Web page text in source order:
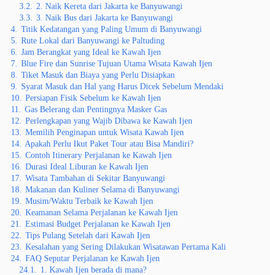
3.2.
2. Naik Kereta dari Jakarta ke Banyuwangi
3.3.
3. Naik Bus dari Jakarta ke Banyuwangi
4.
Titik Kedatangan yang Paling Umum di Banyuwangi
5.
Rute Lokal dari Banyuwangi ke Paltuding
6.
Jam Berangkat yang Ideal ke Kawah Ijen
7.
Blue Fire dan Sunrise Tujuan Utama Wisata Kawah Ijen
8.
Tiket Masuk dan Biaya yang Perlu Disiapkan
9.
Syarat Masuk dan Hal yang Harus Dicek Sebelum Mendaki
10.
Persiapan Fisik Sebelum ke Kawah Ijen
11.
Gas Belerang dan Pentingnya Masker Gas
12.
Perlengkapan yang Wajib Dibawa ke Kawah Ijen
13.
Memilih Penginapan untuk Wisata Kawah Ijen
14.
Apakah Perlu Ikut Paket Tour atau Bisa Mandiri?
15.
Contoh Itinerary Perjalanan ke Kawah Ijen
16.
Durasi Ideal Liburan ke Kawah Ijen
17.
Wisata Tambahan di Sekitar Banyuwangi
18.
Makanan dan Kuliner Selama di Banyuwangi
19.
Musim/Waktu Terbaik ke Kawah Ijen
20.
Keamanan Selama Perjalanan ke Kawah Ijen
21.
Estimasi Budget Perjalanan ke Kawah Ijen
22.
Tips Pulang Setelah dari Kawah Ijen
23.
Kesalahan yang Sering Dilakukan Wisatawan Pertama Kali
24.
FAQ Seputar Perjalanan ke Kawah Ijen
24.1.
1. Kawah Ijen berada di mana?